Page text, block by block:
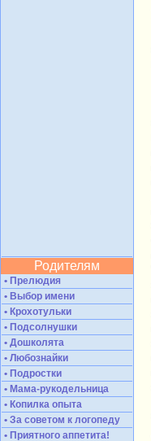
Родителям
• Прелюдия
• Выбор имени
• Крохотульки
• Подсолнушки
• Дошколята
• Любознайки
• Подростки
• Мама-рукодельница
• Копилка опыта
• За советом к логопеду
• Приятного аппетита!